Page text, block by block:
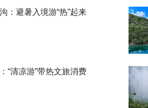
：避暑入境游“热”起来
“清凉游”带热文旅消费